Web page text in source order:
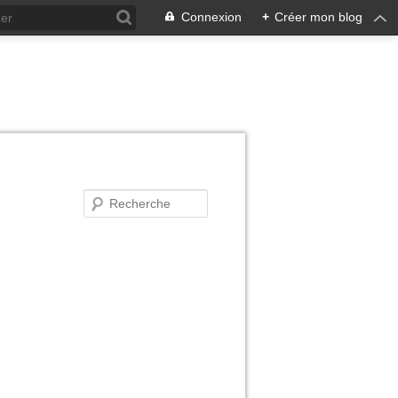
Connexion + Créer mon blog